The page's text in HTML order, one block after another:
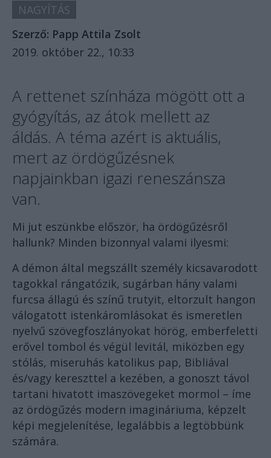
NAGYÍTÁS
Szerző: Papp Attila Zsolt
2019. október 22., 10:33
A rettenet színháza mögött ott a
gyógyítás, az átok mellett az
áldás. A téma azért is aktuális,
mert az ördögűzésnek
napjainkban igazi reneszánsza
van.
Mi jut eszünkbe először, ha ördögűzésről
hallunk? Minden bizonnyal valami ilyesmi:
A démon által megszállt személy kicsavarodott
tagokkal rángatózik, sugárban hány valami
furcsa állagú és színű trutyit, eltorzult hangon
válogatott istenkáromlásokat és ismeretlen
nyelvű szövegfoszlányokat hörög, emberfeletti
erővel tombol és végül levitál, miközben egy
stólás, miseruhás katolikus pap, Bibliával
és/vagy kereszttel a kezében, a gonoszt távol
tartani hivatott imaszövegeket mormol – íme
az ördögűzés modern imagináriuma, képzelt
képi megjelenítése, legalábbis a legtöbbünk
számára.